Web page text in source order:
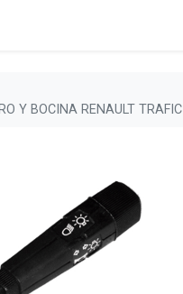
Y BOCINA RENAULT TRAFIC